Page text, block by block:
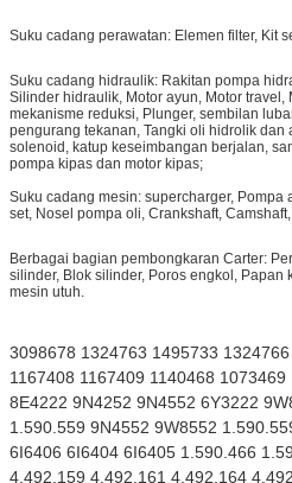
Suku cadang perawatan: Elemen filter, Kit
Suku cadang hidraulik: Rakitan pompa
Silinder hidraulik, Motor ayun, Motor
mekanisme reduksi, Plunger, sembilan
pengurang tekanan, Tangki oli hidrolik dan
solenoid, katup keseimbangan berjalan,
pompa kipas dan motor kipas;
Suku cadang mesin: supercharger, Pompa
set, Nosel pompa oli, Crankshaft,
Berbagai bagian pembongkaran Carter:
silinder, Blok silinder, Poros engkol, Papan
mesin utuh.
3098678 1324763 1495733
1167408 1167409 1140468
8E4222 9N4252 9N4552 6Y3222
1.590.559 9N4552 9W8552
6I6406 6I6404 6I6405 1.590.466
4.492.159 4.492.161 4.492.164